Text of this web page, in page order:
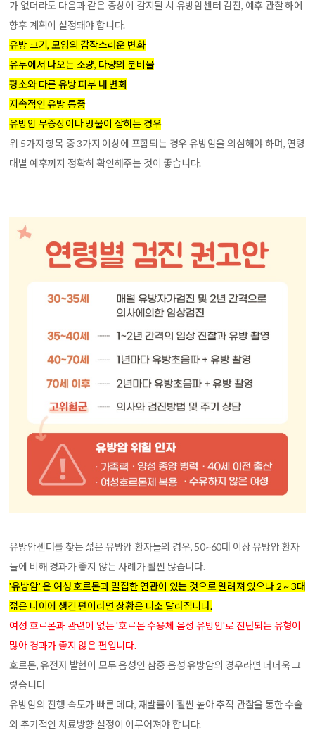
가 없더라도 다음과 같은 증상이 감지될 시 유방암센터 검진, 예후 관찰 하에
향후 계획이 설정돼야 합니다.
유방 크기, 모양의 갑작스러운 변화
유두에서 나오는 소량, 다량의 분비물
평소와 다른 유방 피부 내 변화
지속적인 유방 통증
유방암 무증상이나 멍울이 잡히는 경우
위 5가지 항목 중 3가지 이상에 포함되는 경우 유방암을 의심해야 하며, 연령
대별 예후까지 정확히 확인해주는 것이 좋습니다.
유방암센터를 찾는 젊은 유방암 환자들의 경우, 50~60대 이상 유방암 환자
들에 비해 경과가 좋지 않는 사례가 휠씬 많습니다.
'유방암' 은 여성 호르몬과 밀접한 연관이 있는 것으로 알려져 있으나 2 ~ 3대
젊은 나이에 생긴 편이라면 상황은 다소 달라집니다.
여성 호르몬과 관련이 없는 '호르몬 수용체 음성 유방암'로 진단되는 유형이
많아 경과가 좋지 않은 편입니다.
호르몬, 유전자 발현이 모두 음성인 삼중 음성 유방암의 경우라면 더더욱 그
렇습니다
유방암의 진행 속도가 빠른 데다, 재발률이 휠씬 높아 추적 관찰을 통한 수술
외 추가적인 치료방향 설정이 이루어져야 합니다.